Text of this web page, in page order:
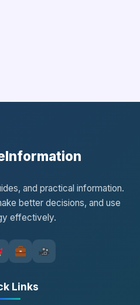
and practical information.
better decisions, and use
effectively.
Links